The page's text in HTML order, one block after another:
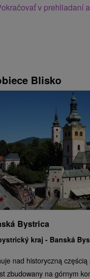
v prehliadaní
Blisko
Bystrica
kraj - Banská
nad historyczną
zbudowany na górnym